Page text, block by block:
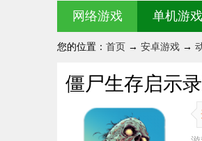
网络游戏 单机游戏
您的位置： 首页 → 安卓游戏 →
僵尸生存启示